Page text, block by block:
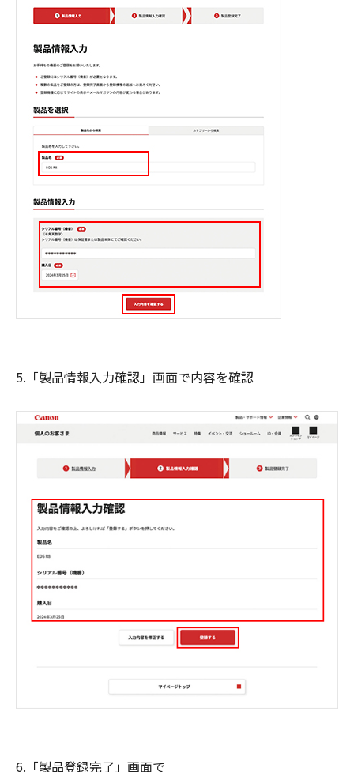
5.「製品情報入力確認」画面で内容を確認
6.「製品登録完了」画面で